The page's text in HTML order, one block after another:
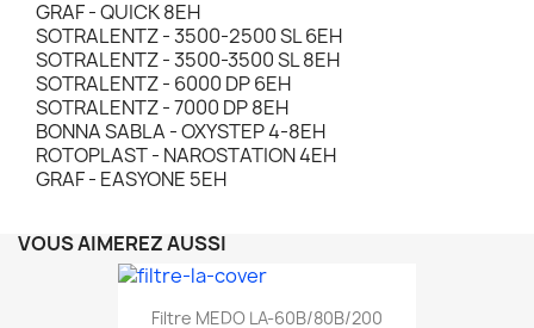
GRAF - QUICK 8EH
SOTRALENTZ - 3500-2500 SL 6EH
SOTRALENTZ - 3500-3500 SL 8EH
SOTRALENTZ - 6000 DP 6EH
SOTRALENTZ - 7000 DP 8EH
BONNA SABLA - OXYSTEP 4-8EH
ROTOPLAST - NAROSTATION 4EH
GRAF - EASYONE 5EH
VOUS AIMEREZ AUSSI
Filtre MEDO LA-60B/80B/200